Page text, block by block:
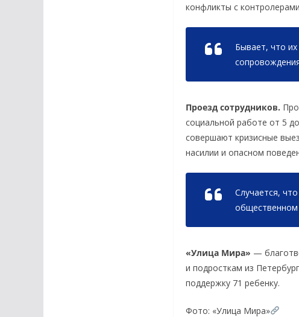
конфликты с
Бывает, что
Проезд сотрудников.
социальной работе от 5
совершают кризисные
насилии и опасном
Случается,
общественном
«Улица Мира» —
и подросткам из
поддержку 71 ребенку.
Фото: «Улица Мира»